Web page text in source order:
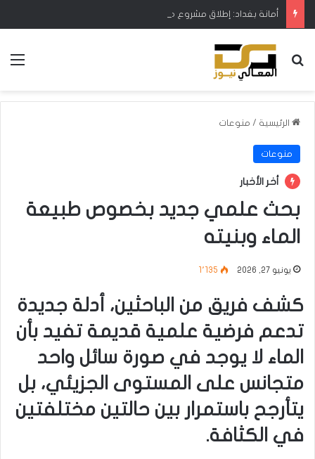
بحث عن
الرئيسية / منوعات
منوعات
أخر الأخبار
بحث علمي جديد بخصوص طبيعة
الماء وبنيته
يونيو 27, 2026 1٬135
كشف فريق من الباحثين، أدلة جديدة
تدعم فرضية علمية قديمة تفيد بأن
الماء لا يوجد في صورة سائل واحد
متجانس على المستوى الجزيئي، بل
يتأرجح باستمرار بين حالتين مختلفتين
في الكثافة.